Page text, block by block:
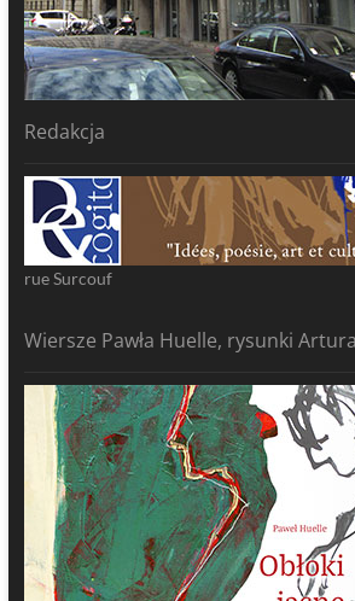
Redakcja
rue Surcouf
Wiersze Pawła Huelle, rysunki